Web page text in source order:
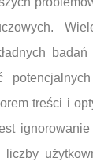
treści i